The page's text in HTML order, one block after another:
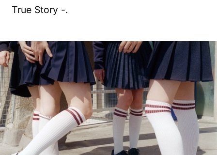
True Story -.